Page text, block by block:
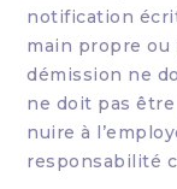
notification
main propre ou
démission ne
ne doit pas
nuire à
responsabilité